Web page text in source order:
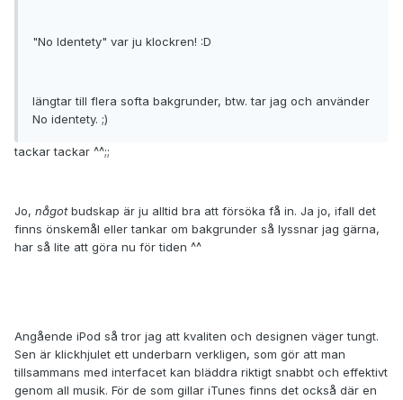
"No Identety" var ju klockren! :D
längtar till flera softa bakgrunder, btw. tar jag och använder
No identety. ;)
tackar tackar ^^;;
Jo, någotbudskap är ju alltid bra att försöka få in. Ja jo, ifall det
finns önskemål eller tankar om bakgrunder så lyssnar jag gärna,
har så lite att göra nu för tiden ^^
Angående iPod så tror jag att kvaliten och designen väger tungt.
Sen är klickhjulet ett underbarn verkligen, som gör att man
tillsammans med interfacet kan bläddra riktigt snabbt och effektivt
genom all musik. För de som gillar iTunes finns det också där en